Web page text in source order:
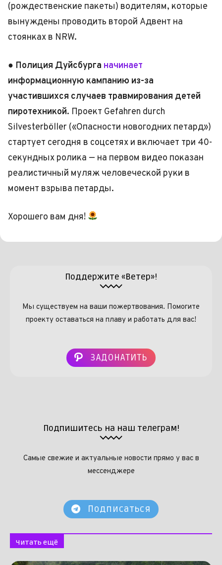
(рождественские пакеты) водителям, которые
вынуждены проводить второй Адвент на
стоянках в NRW.
● Полиция Дуйсбурга начинает
информационную кампанию из-за
участившихся случаев травмирования детей
пиротехникой. Проект Gefahren durch
Silvesterböller («Опасности новогодних петард»)
стартует сегодня в соцсетях и включает три 40-
секундных ролика — на первом видео показан
реалистичный муляж человеческой руки в
момент взрыва петарды.
Хорошего вам дня!
Поддержите «Ветер»!
Мы существуем на ваши пожертвования. Помогите
проекту оставаться на плаву и работать для вас!
ЗАДОНАТИТЬ
Подпишитесь на наш телеграм!
Самые свежие и актуальные новости прямо у вас в
мессенджере
Подписаться
Читать ещё